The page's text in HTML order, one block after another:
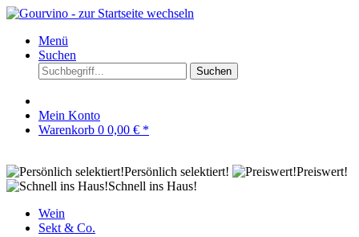
Menü
Suchen
Suchen
Mein Konto
Warenkorb 0 0,00 € *
Persönlich selektiert!
Preiswert!
Schnell ins Haus!
Wein
Sekt & Co.